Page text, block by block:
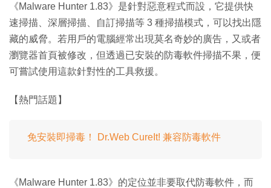
《Malware Hunter 1.83》是針對惡意程式而設，它提供快
速掃描、深層掃描、自訂掃描等 3 種掃描模式，可以找出隱
藏的威脅。若用戶的電腦經常出現莫名奇妙的廣告，又或者
瀏覽器首頁被修改，但透過已安裝的防毒軟件掃描不果，便
可嘗試使用這款針對性的工具救援。
【熱門話題】
免安裝即掃毒！ Dr.Web CureIt! 兼容防毒軟件
《Malware Hunter 1.83》的定位並非要取代防毒軟件，而